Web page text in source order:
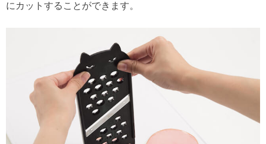
にカットすることができます。